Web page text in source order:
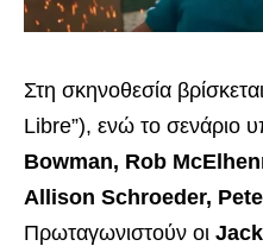
Στη σκηνοθεσία
Libre”), ενώ το σενάριο
Bowman, Rob
Allison Schroeder,
Πρωταγωνιστούν οι